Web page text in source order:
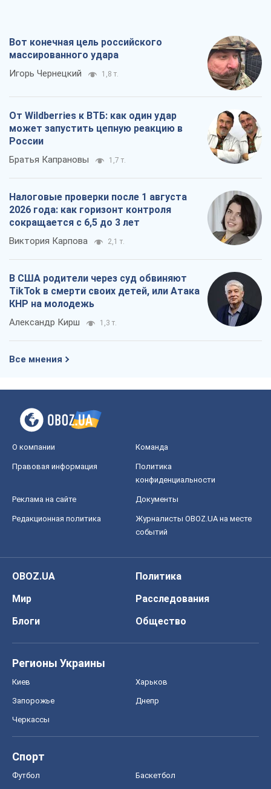
Вот конечная цель российского
массированного удара
Игорь Чернецкий 1,8 т.
От Wildberries к ВТБ: как один удар
может запустить цепную реакцию в
России
Братья Капрановы 1,7 т.
Налоговые проверки после 1 августа
2026 года: как горизонт контроля
сокращается с 6,5 до 3 лет
Виктория Карпова 2,1 т.
В США родители через суд обвиняют
TikTok в смерти своих детей, или Атака
КНР на молодежь
Александр Кирш 1,3 т.
Все мнения
О компании Команда
Правовая информация
Политика
конфиденциальности
Реклама на сайте Документы
Редакционная политика
Журналисты OBOZ.UA на месте
событий
OBOZ.UA
Политика
Мир
Расследования
Блоги
Общество
Регионы Украины
Киев Харьков
Запорожье Днепр
Черкассы
Спорт
Футбол Баскетбол